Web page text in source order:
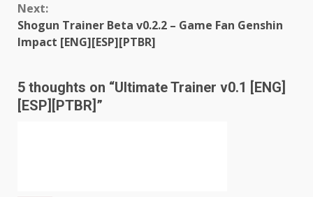
Next:
Shogun Trainer Beta v0.2.2 – Game Fan Genshin
Impact [ENG][ESP][PTBR]
5 thoughts on “Ultimate Trainer v0.1 [ENG]
[ESP][PTBR] ”